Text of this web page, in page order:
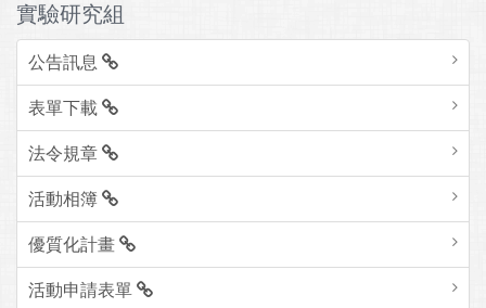
實驗研究組
公告訊息
表單下載
法令規章
活動相簿
優質化計畫
活動申請表單